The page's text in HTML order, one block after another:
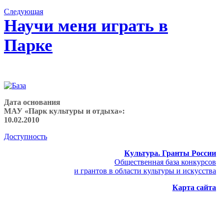
СледующаяСледующий
Научи меня играть в
Парке
Дата основания
МАУ «Парк культуры и отдыха»:
10.02.2010
Доступность
Культура. Гранты России
Общественная база конкурсов
и грантов в области культуры и искусства
Карта сайта